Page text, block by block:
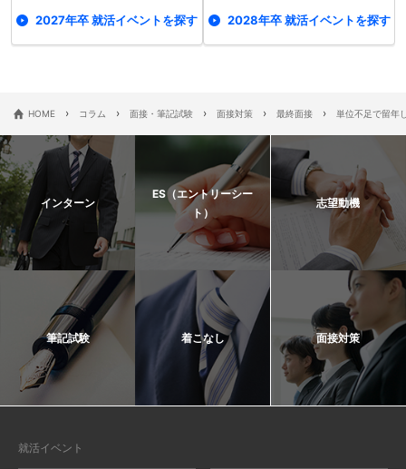
2027年卒 就活イベントを探す 2028年卒 就活イベントを探す
HOME › コラム › 面接・筆記試験 › 面接対策 › 最終面接 › 単位不足で留年
インターン
ES（エントリーシー
ト）
志望動機
筆記試験 着こなし 面接対策
就活イベント